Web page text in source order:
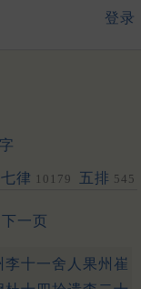
登录
七律 10179 五排 545
下一页
十一舍人果州崔